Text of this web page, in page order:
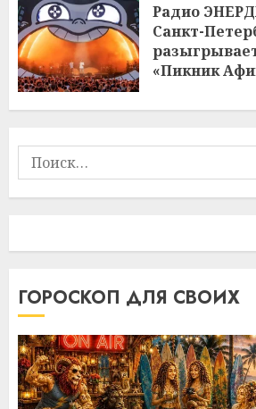
Радио
Санкт-
«Пикник
Найти:
ГОРОСКОП ДЛЯ СВОИХ